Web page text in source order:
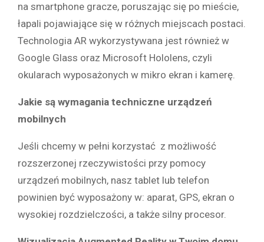
na smartphone gracze, poruszając się po mieście,
łapali pojawiające się w różnych miejscach postaci.
Technologia AR wykorzystywana jest również w
Google Glass oraz Microsoft Hololens, czyli
okularach wyposażonych w mikro ekran i kamerę.
Jakie są wymagania techniczne urządzeń
mobilnych
Jeśli chcemy w pełni korzystać z możliwość
rozszerzonej rzeczywistości przy pomocy
urządzeń mobilnych, nasz tablet lub telefon
powinien być wyposażony w: aparat, GPS, ekran o
wysokiej rozdzielczości, a także silny procesor.